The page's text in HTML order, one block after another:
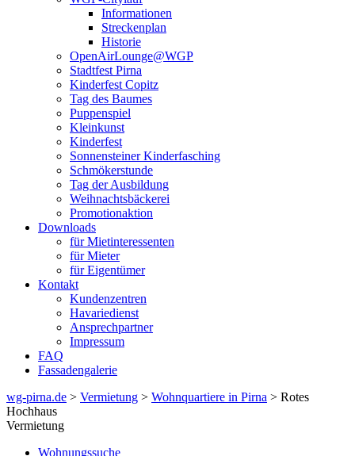
Informationen
Streckenplan
Historie
OpenAirLounge@WGP
Stadtfest Pirna
Kinderfest Copitz
Tag des Baumes
Puppenspiel
Kleinkunst
Kinderfest
Sonnensteiner Kinderfasching
Schmökerstunde
Tag der Ausbildung
Weihnachtsbäckerei
Promotionaktion
Downloads
für Mietinteressenten
für Mieter
für Eigentümer
Kontakt
Kundenzentren
Havariedienst
Ansprechpartner
Impressum
FAQ
Fassadengalerie
wg-pirna.de > Vermietung > Wohnquartiere in Pirna > Rotes
Hochhaus
Vermietung
Wohnungssuche